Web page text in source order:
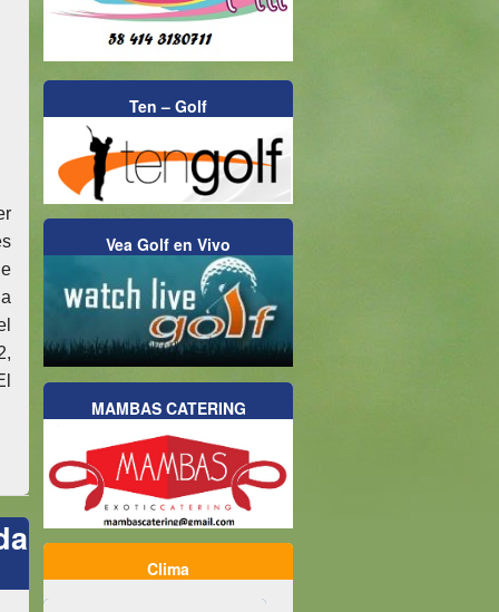
Ten – Golf
Vea Golf en Vivo
MAMBAS CATERING
Clima